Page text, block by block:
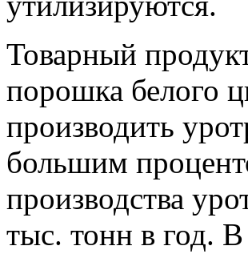
Товарный
порошка белого
производить
большим
производства
тыс. тонн в год.